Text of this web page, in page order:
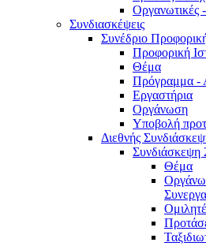
Οργανωτικές
Συνδιασκέψεις
Συνέδριο
Προφορική
Θέμα
Πρόγραμμα -
Εργαστήρια
Οργάνωση
Υποβολή
Διεθνής
Συνδιάσκεψη
Θέμα